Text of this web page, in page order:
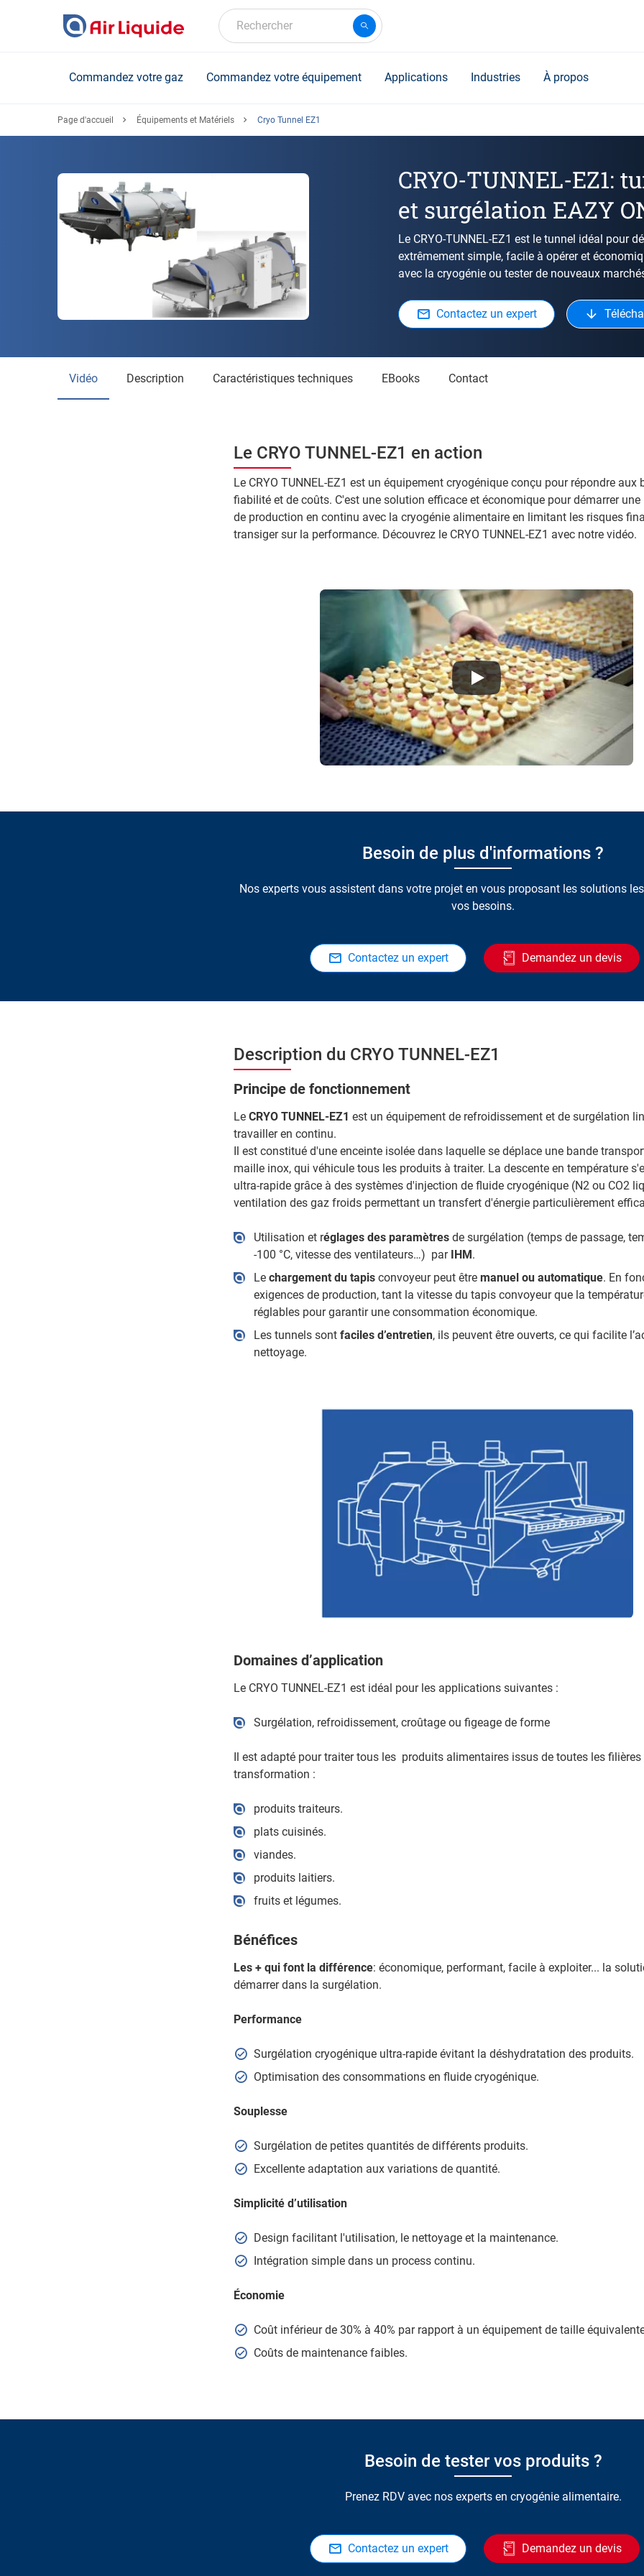
Rechercher
Commandez votre gaz Commandez votre équipement Applications Industries À propos
Page d'accueil Équipements et Matériels Cryo Tunnel EZ1
CRYO-TUNNEL-EZ1:
et surgélation EAZY
Le CRYO-TUNNEL-EZ1 est le tunnel idéal pour
extrêmement simple, facile à opérer et
avec la cryogénie ou tester de nouveaux
Contactez un expert
Vidéo Description Caractéristiques techniques eBooks Contact
Surgeler et refroidir les aliments en continu avec CRYO TUNNEL EZ1 - Air Liquide
Le CRYO TUNNEL-EZ1 en action
Le CRYO TUNNEL-EZ1 est un équipement cryogénique conçu pour répondre aux
fiabilité et de coûts. C'est une solution efficace et économique pour démarrer
de production en continu avec la cryogénie alimentaire en limitant les risques
transiger sur la performance. Découvrez le CRYO TUNNEL-EZ1 avec notre vidéo.
Besoin de plus d'informations ?
Nos experts vous assistent dans votre projet en vous proposant les solutions
vos besoins.
Contactez un expert Demandez un devis
Description du CRYO TUNNEL-EZ1
Principe de fonctionnement
Le CRYO TUNNEL-EZ1 est un équipement de refroidissement et de surgélation
travailler en continu.
Il est constitué d'une enceinte isolée dans laquelle se déplace une bande
maille inox, qui véhicule tous les produits à traiter. La descente en température
ultra-rapide grâce à des systèmes d'injection de fluide cryogénique (N2 ou CO2
ventilation des gaz froids permettant un transfert d'énergie particulièrement
Utilisation et réglages des paramètres de surgélation (temps de passage,
-100 °C, vitesse des ventilateurs…) par IHM.
Lechargement du tapis convoyeur peut êtremanuel ou automatique. En
exigences de production, tant la vitesse du tapis convoyeur que la
réglables pour garantir une consommation économique.
Les tunnels sontfaciles d’entretien, ils peuvent être ouverts, ce qui facilite
nettoyage.
Domaines d’application
Le CRYO TUNNEL-EZ1 est idéal pour les applications suivantes :
Surgélation, refroidissement, croûtage ou figeage de forme
Il est adapté pour traiter tous les produits alimentaires issus de toutes les filières
transformation :
produits traiteurs.
plats cuisinés.
viandes.
produits laitiers.
fruits et légumes.
Bénéfices
Les + qui font la différence: économique, performant, facile à exploiter... la
démarrer dans la surgélation.
Performance
Surgélation cryogénique ultra-rapide évitant la déshydratation des produits.
Optimisation des consommations en fluide cryogénique.
Souplesse
Surgélation de petites quantités de différents produits.
Excellente adaptation aux variations de quantité.
Simplicité d’utilisation
Design facilitant l'utilisation, le nettoyage et la maintenance.
Intégration simple dans un process continu.
Économie
Coût inférieur de 30% à 40% par rapport à un équipement de taille
Coûts de maintenance faibles.
Besoin de tester vos produits ?
Prenez RDV avec nos experts en cryogénie alimentaire.
Contactez un expert Demandez un devis